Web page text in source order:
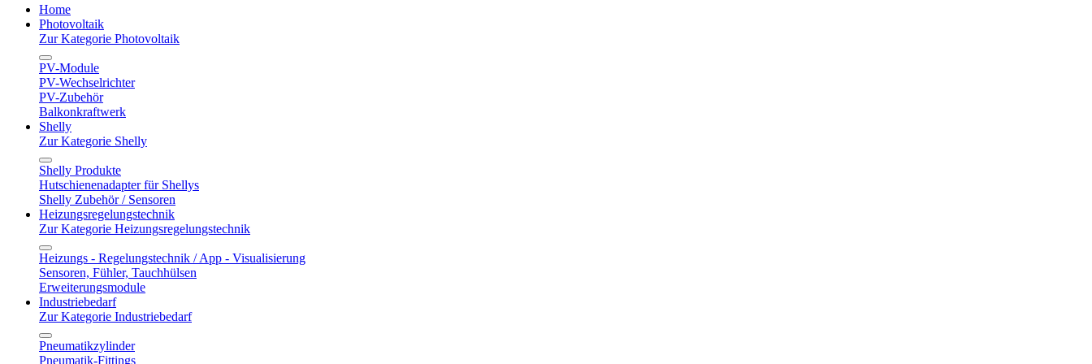
Home
Photovoltaik
Zur Kategorie Photovoltaik
PV-Module
PV-Wechselrichter
PV-Zubehör
Balkonkraftwerk
Shelly
Zur Kategorie Shelly
Shelly Produkte
Hutschienenadapter für Shellys
Shelly Zubehör / Sensoren
Heizungsregelungstechnik
Zur Kategorie Heizungsregelungstechnik
Heizungs - Regelungstechnik / App - Visualisierung
Sensoren, Fühler, Tauchhülsen
Erweiterungsmodule
Industriebedarf
Zur Kategorie Industriebedarf
Pneumatikzylinder
Pneumatik-Fittings